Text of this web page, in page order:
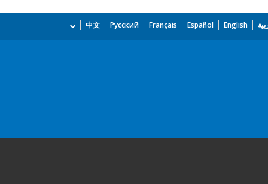
English
Español
Français
Русский
中文